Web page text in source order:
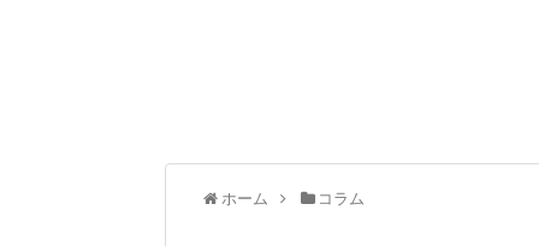
ホーム コラム